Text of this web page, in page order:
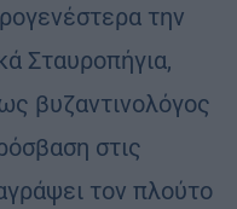
την
Σταυροπήγια,
βυζαντινολόγος
στις
τον πλούτο